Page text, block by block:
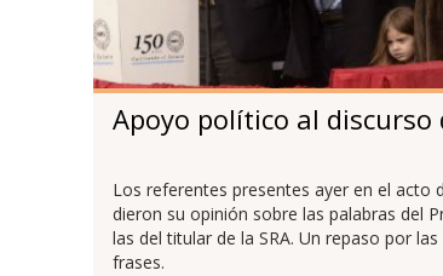
Apoyo político al discurso
Los referentes presentes ayer en el acto
dieron su opinión sobre las palabras del
las del titular de la SRA. Un repaso por las
frases.